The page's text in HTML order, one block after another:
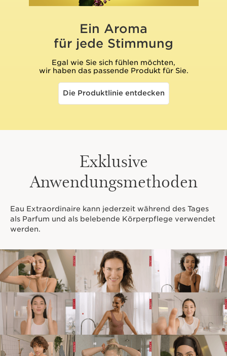
Ein Aroma
für jede Stimmung
Egal wie Sie sich fühlen möchten,
wir haben das passende Produkt für Sie.
Die Produktlinie entdecken
Exklusive
Anwendungsmethoden
Eau Extraordinaire kann jederzeit während des Tages
als Parfum und als belebende Körperpflege verwendet
werden.